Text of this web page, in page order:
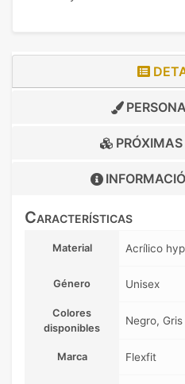
Características
Material Acrílico
Género Unisex
Colores
disponibles
Negro,
Marca Flexfit